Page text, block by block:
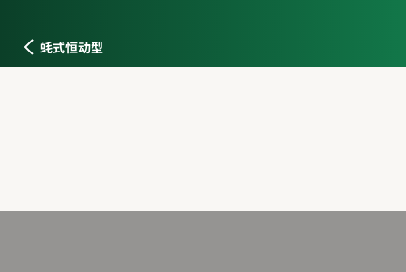
蚝式恒动型